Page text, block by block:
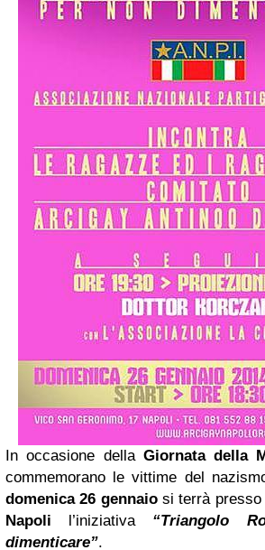
In occasione della Giornata della
commemorano le vittime del
domenica 26 gennaiosi terrà
Napoli l’iniziativa “Triangolo
dimenticare”.